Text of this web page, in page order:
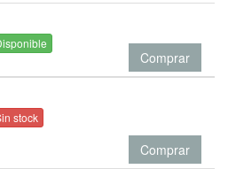
Comprar
stock
Comprar